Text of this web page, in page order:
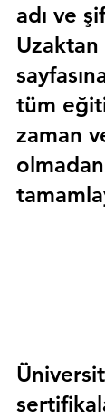
adı ve
tüm
zaman